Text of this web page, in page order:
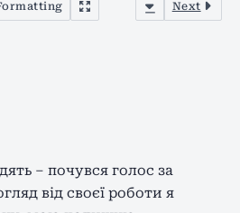
Next
– почувся голос за
від своєї роботи я